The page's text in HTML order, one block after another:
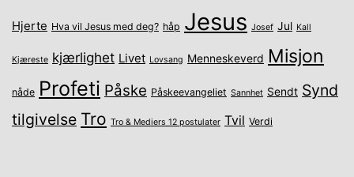
Hjerte Hva vil Jesus med deg? håp Jesus Josef Jul Kall
Kjæreste kjærlighet Livet Lovsang Menneskeverd Misjon
nåde Profeti Påske Påskeevangeliet Sannhet Sendt Synd
tilgivelse Tro Tro & Mediers 12 postulater Tvil Verdi